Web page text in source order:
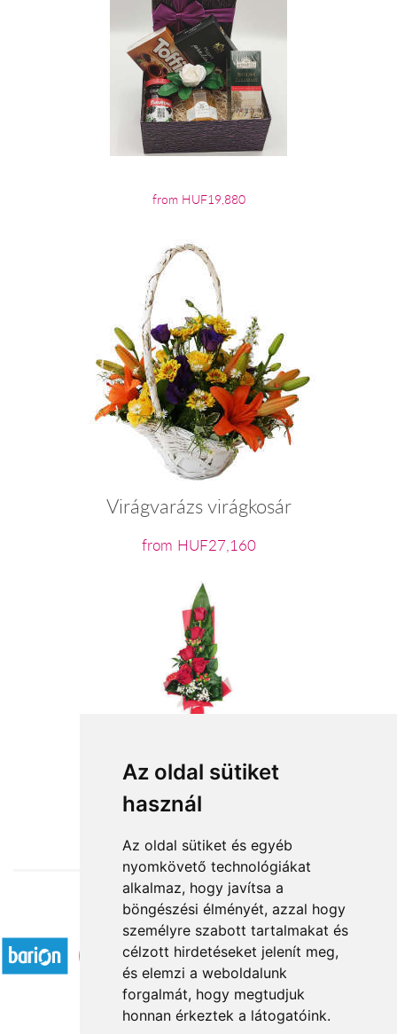
Az oldal sütiket
használ
Az oldal sütiket és egyéb
nyomkövető technológiákat
alkalmaz, hogy javítsa a
böngészési élményét, azzal hogy
személyre szabott tartalmakat és
célzott hirdetéseket jelenít meg,
és elemzi a weboldalunk
forgalmát, hogy megtudjuk
honnan érkeztek a látogatóink.
from HUF19,880
Virágvarázs virágkosár
from HUF27,160
from HUF19,680
Accepted payment methods